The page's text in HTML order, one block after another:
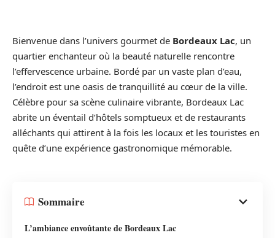
Bienvenue dans l’univers gourmet de Bordeaux Lac, un
quartier enchanteur où la beauté naturelle rencontre
l’effervescence urbaine. Bordé par un vaste plan d’eau,
l’endroit est une oasis de tranquillité au cœur de la ville.
Célèbre pour sa scène culinaire vibrante, Bordeaux Lac
abrite un éventail d’hôtels somptueux et de restaurants
alléchants qui attirent à la fois les locaux et les touristes en
quête d’une expérience gastronomique mémorable.
Sommaire
L’ambiance envoûtante de Bordeaux Lac